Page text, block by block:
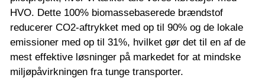
HVO. Dette 100% biomassebaserede brændstof
reducerer CO2-aftrykket med op til 90% og de lokale
emissioner med op til 31%, hvilket gør det til en af de
mest effektive løsninger på markedet for at mindske
miljøpåvirkningen fra tunge transporter.